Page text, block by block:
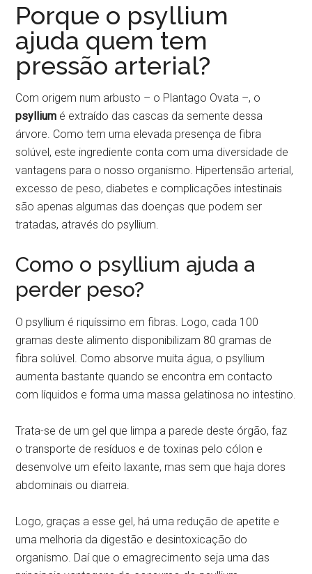
Porque o psyllium
ajuda quem tem
pressão arterial?
Com origem num arbusto – o Plantago Ovata –, o
psyllium é extraído das cascas da semente dessa
árvore. Como tem uma elevada presença de fibra
solúvel, este ingrediente conta com uma diversidade de
vantagens para o nosso organismo. Hipertensão arterial,
excesso de peso, diabetes e complicações intestinais
são apenas algumas das doenças que podem ser
tratadas, através do psyllium.
Como o psyllium ajuda a
perder peso?
O psyllium é riquíssimo em fibras. Logo, cada 100
gramas deste alimento disponibilizam 80 gramas de
fibra solúvel. Como absorve muita água, o psyllium
aumenta bastante quando se encontra em contacto
com líquidos e forma uma massa gelatinosa no intestino.
Trata-se de um gel que limpa a parede deste órgão, faz
o transporte de resíduos e de toxinas pelo cólon e
desenvolve um efeito laxante, mas sem que haja dores
abdominais ou diarreia.
Logo, graças a esse gel, há uma redução de apetite e
uma melhoria da digestão e desintoxicação do
organismo. Daí que o emagrecimento seja uma das